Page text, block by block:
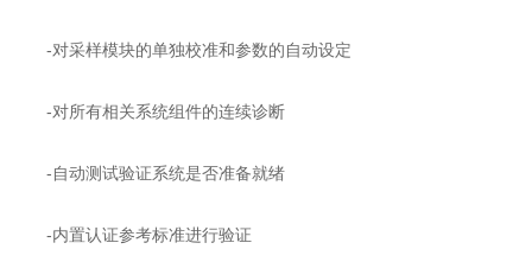
-对采样模块的单独校准和参数的自动设定
-对所有相关系统组件的连续诊断
-自动测试验证系统是否准备就绪
-内置认证参考标准进行验证